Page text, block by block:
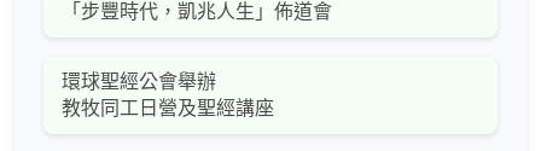
「步豐時代，凱兆人生」佈道會
環球聖經公會舉辦
教牧同工日營及聖經講座